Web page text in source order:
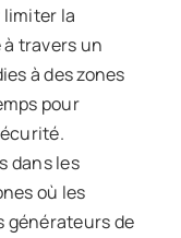
la
travers un
à des zones
pour
dans les
où les
générateurs de